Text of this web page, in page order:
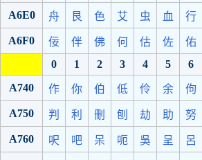
A6E0 舟 艮 色 艾 虫 血 行
A6F0 佞 伴 佛 何 估 佐 佑
0
1 2 3 4 5 6
A740
作 你 伯 低 伶 余 佝
A750 判 利 刪 刨 劫 助 努
A760 呎 吧 呆 呃 吳 呈 呂